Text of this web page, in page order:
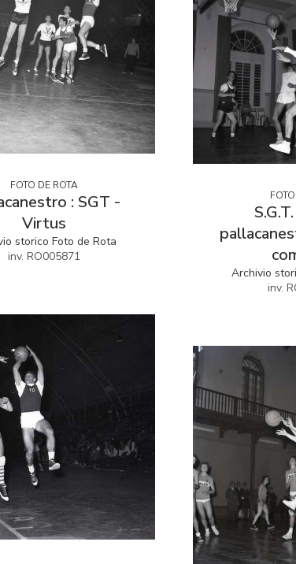
FOTO DE ROTA
: SGT -
Virtus
storico Foto de Rota
inv. RO005871
Archivio
inv.